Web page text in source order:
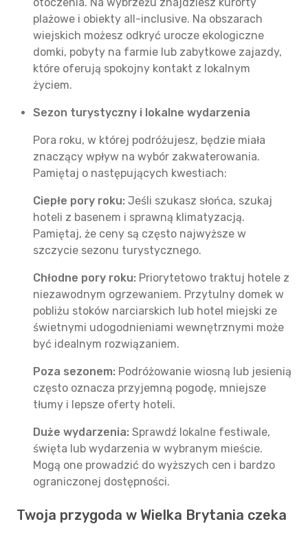
plażowe i obiekty all-inclusive. Na obszarach
wiejskich możesz odkryć urocze ekologiczne
domki, pobyty na farmie lub zabytkowe zajazdy,
które oferują spokojny kontakt z lokalnym
życiem.
Sezon turystyczny i lokalne wydarzenia
Pora roku, w której podróżujesz, będzie miała
znaczący wpływ na wybór zakwaterowania.
Pamiętaj o następujących kwestiach:
Ciepłe pory roku: Jeśli szukasz słońca, szukaj
hoteli z basenem i sprawną klimatyzacją.
Pamiętaj, że ceny są często najwyższe w
szczycie sezonu turystycznego.
Chłodne pory roku: Priorytetowo traktuj hotele z
niezawodnym ogrzewaniem. Przytulny domek w
pobliżu stoków narciarskich lub hotel miejski ze
świetnymi udogodnieniami wewnętrznymi może
być idealnym rozwiązaniem.
Poza sezonem: Podróżowanie wiosną lub jesienią
często oznacza przyjemną pogodę, mniejsze
tłumy i lepsze oferty hoteli.
Duże wydarzenia: Sprawdź lokalne festiwale,
święta lub wydarzenia w wybranym mieście.
Mogą one prowadzić do wyższych cen i bardzo
ograniczonej dostępności.
Twoja przygoda w Wielka Brytania czeka